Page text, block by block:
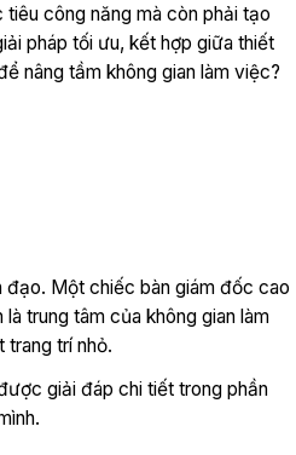
công năng mà còn phải tạo
pháp tối ưu, kết hợp giữa thiết
nâng tầm không gian làm việc?
đạo. Một chiếc bàn giám đốc cao
trung tâm của không gian làm
trí nhỏ.
giải đáp chi tiết trong phần